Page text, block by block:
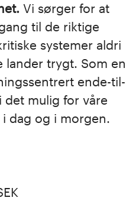
Vi sørger for at
til de riktige
systemer aldri
lander trygt. Som en
ende-til-
mulig for våre
dag og i morgen.